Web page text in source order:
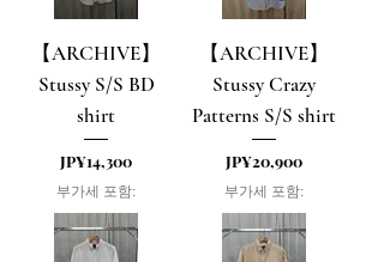
【ARCHIVE】
Stussy S/S BD
shirt
가격
JP¥14,300
부가세 포함:
【ARCHIVE】
Stussy Crazy
Patterns S/S shirt
가격
JP¥20,900
부가세 포함: